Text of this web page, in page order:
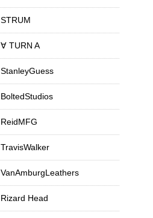
STRUM
∀ TURN A
StanleyGuess
BoltedStudios
ReidMFG
TravisWalker
VanAmburgLeathers
Rizard Head